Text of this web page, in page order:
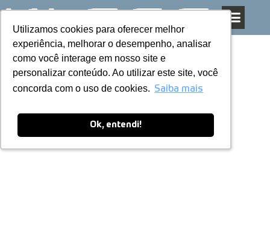
Utilizamos cookies para oferecer melhor
experiência, melhorar o desempenho, analisar
como você interage em nosso site e
personalizar conteúdo. Ao utilizar este site, você
concorda com o uso de cookies. Saiba mais
Ok, entendi!
Utilizamos cookies para oferecer melhor
experiência, melhorar o desempenho, analisar
como você interage em nosso site e
personalizar conteúdo. Ao utilizar este site, você
concorda com o uso de cookies. Saiba mais
Ok, entendi!
Pular
para
o
conteúdo